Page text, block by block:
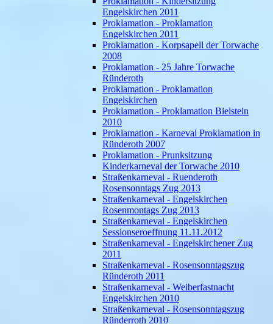
Engelskirchen 2011
Proklamation - Proklamation
Engelskirchen 2011
Proklamation - Korpsapell der Torwache
2008
Proklamation - 25 Jahre Torwache
Ründeroth
Proklamation - Proklamation
Engelskirchen
Proklamation - Proklamation Bielstein
2010
Proklamation - Karneval Proklamation in
Ründeroth 2007
Proklamation - Prunksitzung
Kinderkarneval der Torwache 2010
Straßenkarneval - Ruenderoth
Rosensonntags Zug 2013
Straßenkarneval - Engelskirchen
Rosenmontags Zug 2013
Straßenkarneval - Engelskirchen
Sessionseroeffnung 11.11.2012
Straßenkarneval - Engelskirchener Zug
2011
Straßenkarneval - Rosensonntagszug
Ründeroth 2011
Straßenkarneval - Weiberfastnacht
Engelskirchen 2010
Straßenkarneval - Rosensonntagszug
Ründerroth 2010